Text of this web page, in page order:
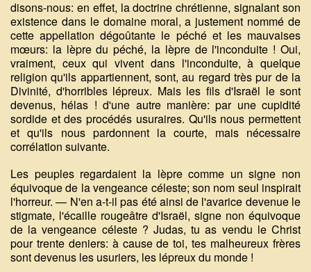
disons-nous: en effet, la doctrine chrétienne, signalant son
existence dans le domaine moral, a justement nommé de
cette appellation dégoûtante le péché et les mauvaises
mœurs: la lèpre du péché, la lèpre de l'inconduite ! Oui,
vraiment, ceux qui vivent dans l'inconduite, à quelque
religion qu'ils appartiennent, sont, au regard très pur de la
Divinité, d'horribles lépreux. Mais les fils d'Israël le sont
devenus, hélas ! d'une autre manière: par une cupidité
sordide et des procédés usuraires. Qu'ils nous permettent
et qu'ils nous pardonnent la courte, mais nécessaire
corrélation suivante.
Les peuples regardaient la lèpre comme un signe non
équivoque de la vengeance céleste; son nom seul inspirait
l'horreur. — N'en a-t-il pas été ainsi de l'avarice devenue le
stigmate, l'écaille rougeâtre d'Israël, signe non équivoque
de la vengeance céleste ? Judas, tu as vendu le Christ
pour trente deniers: à cause de toi, tes malheureux frères
sont devenus les usuriers, les lépreux du monde !